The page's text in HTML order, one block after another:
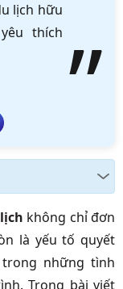
lịch hữu
thích
không chỉ đơn
là yếu tố quyết
những tình
Trong bài viết